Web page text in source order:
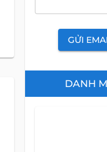
GỬI
DANH